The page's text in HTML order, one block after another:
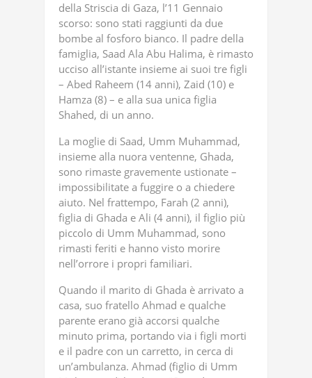
della Striscia di Gaza, l’11 Gennaio
scorso: sono stati raggiunti da due
bombe al fosforo bianco. Il padre della
famiglia, Saad Ala Abu Halima, è rimasto
ucciso all’istante insieme ai suoi tre figli
– Abed Raheem (14 anni), Zaid (10) e
Hamza (8) – e alla sua unica figlia
Shahed, di un anno.
La moglie di Saad, Umm Muhammad,
insieme alla nuora ventenne, Ghada,
sono rimaste gravemente ustionate –
impossibilitate a fuggire o a chiedere
aiuto. Nel frattempo, Farah (2 anni),
figlia di Ghada e Ali (4 anni), il figlio più
piccolo di Umm Muhammad, sono
rimasti feriti e hanno visto morire
nell’orrore i propri familiari.
Quando il marito di Ghada è arrivato a
casa, suo fratello Ahmad e qualche
parente erano già accorsi qualche
minuto prima, portando via i figli morti
e il padre con un carretto, in cerca di
un’ambulanza. Ahmad (figlio di Umm